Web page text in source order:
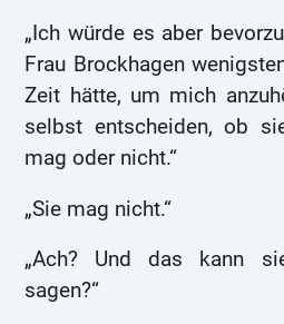
„Ich würde es aber
Frau Brockhagen
Zeit hätte, um mich
selbst entscheiden, ob
mag oder nicht.“
„Sie mag nicht.“
„Ach? Und das kann
sagen?“